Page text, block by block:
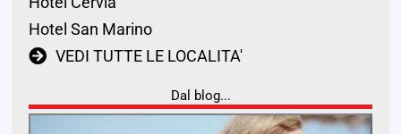
Hotel San Marino
VEDI TUTTE LE LOCALITA'
Dal blog...